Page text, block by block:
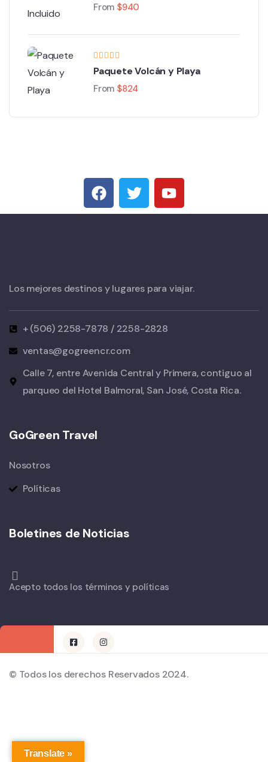
From $940
Paquete Volcán y Playa
From $824
Los mejores destinos y lugares para viajar.
+ (506) 2258-7878 / 2258-2828
ventas@gogreencr.com
Calle 7, entre Avenida Central y Primera, contiguo al
parqueo del Hotel Balmoral, San José, Costa Rica.
GoGreen Travel
Nosotros
Políticas
Boletines de Noticias
Acepto todos los términos y políticas
© Todos los derechos Reservados 2024.
Translate »